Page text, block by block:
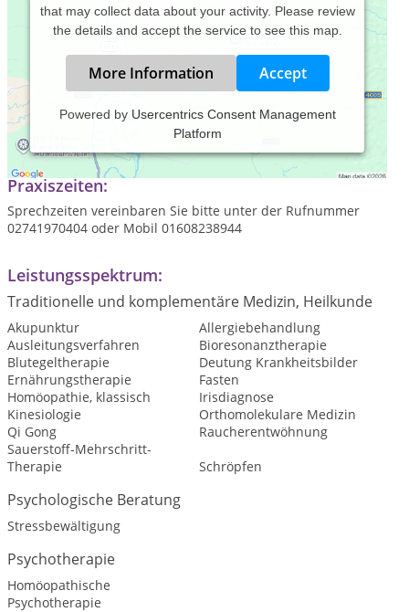
that may collect data about your activity. Please review
the details and accept the service to see this map.
More Information Accept
Powered by Usercentrics Consent Management
Platform
klassische Homöopathie
Praxiszeiten:
Sprechzeiten vereinbaren Sie bitte unter der Rufnummer
02741970404 oder Mobil 01608238944
Leistungsspektrum:
Traditionelle und komplementäre Medizin, Heilkunde
Akupunktur
Allergiebehandlung
Ausleitungsverfahren
Bioresonanztherapie
Blutegeltherapie
Deutung Krankheitsbilder
Ernährungstherapie
Fasten
Homöopathie, klassisch
Irisdiagnose
Kinesiologie
Orthomolekulare Medizin
Qi Gong
Raucherentwöhnung
Sauerstoff-Mehrschritt-
Therapie
Schröpfen
Psychologische Beratung
Stressbewältigung
Psychotherapie
Homöopathische
Psychotherapie